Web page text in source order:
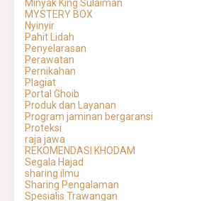
Minyak King Sulaiman
MYSTERY BOX
Nyinyir
Pahit Lidah
Penyelarasan
Perawatan
Pernikahan
Plagiat
Portal Ghoib
Produk dan Layanan
Program jaminan bergaransi
Proteksi
raja jawa
REKOMENDASI KHODAM
Segala Hajad
sharing ilmu
Sharing Pengalaman
Spesialis Trawangan